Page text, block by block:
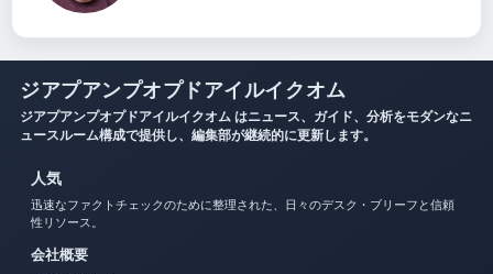
ジアプアンプオプドアイルイクオム
ジアプアンプオプドアイルイクオム はニュース、ガイド、分析をモダンなニ
ュースルーム構成で提供し、編集部が継続的に更新します。
人気
迅速なファクトチェックのために整理された、日々のデスク・ブリーフと信頼
性リソース。
会社概要